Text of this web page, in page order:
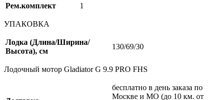
Рем.комплект
1
УПАКОВКА
Лодка (Длина/Ширина/
Высота), см
130/69/30
Лодочный мотор Gladiator G 9.9 PRO FHS
бесплатно в день заказа по
Москве и МО (до 10 км. от